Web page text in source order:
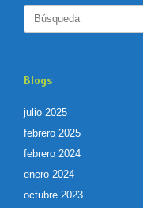
Buscar:
Blogs
julio 2025
febrero 2025
febrero 2024
enero 2024
octubre 2023